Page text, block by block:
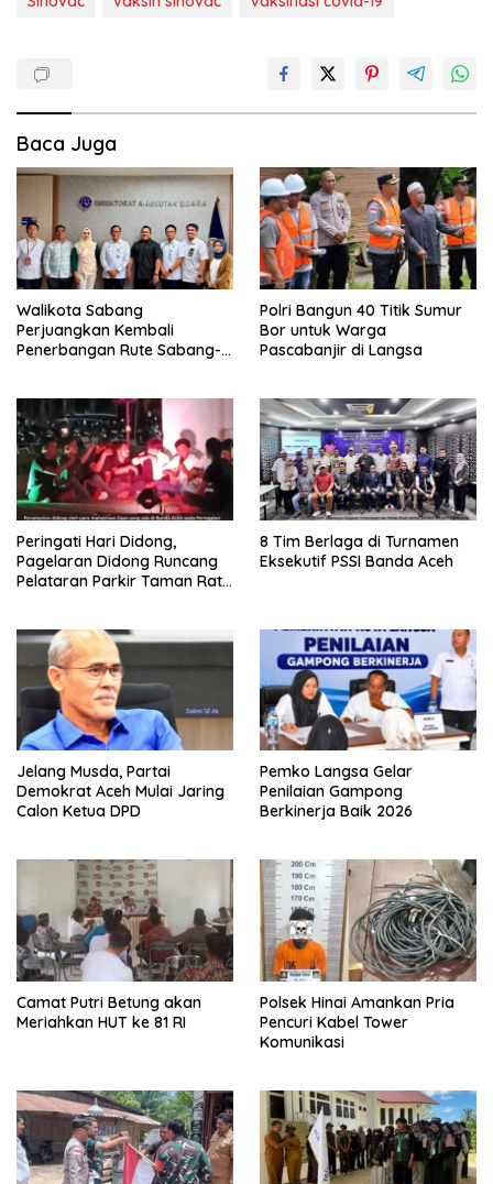
Baca Juga
Walikota Sabang
Perjuangkan Kembali
Penerbangan Rute Sabang-
Polri Bangun 40 Titik Sumur
Bor untuk Warga
Pascabanjir di Langsa
Peringati Hari Didong,
Pagelaran Didong Runcang
Pelataran Parkir Taman Ratu
8 Tim Berlaga di Turnamen
Eksekutif PSSI Banda Aceh
Jelang Musda, Partai
Demokrat Aceh Mulai Jaring
Calon Ketua DPD
Pemko Langsa Gelar
Penilaian Gampong
Berkinerja Baik 2026
Camat Putri Betung akan
Meriahkan HUT ke 81 RI
Polsek Hinai Amankan Pria
Pencuri Kabel Tower
Komunikasi